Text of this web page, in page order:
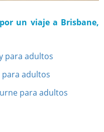
un viaje a Brisbane,
para adultos
para adultos
para adultos